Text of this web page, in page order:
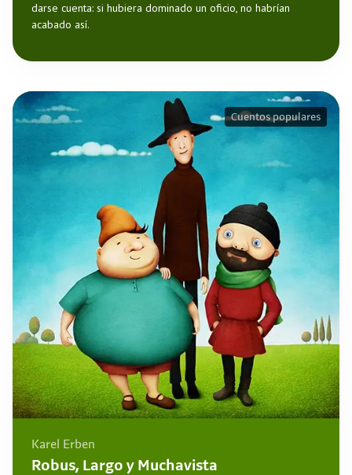
darse cuenta: si hubiera dominado un oficio, no habrían
acabado así.
Karel Erben
Robus, Largo y Muchavista
Cuentos populares